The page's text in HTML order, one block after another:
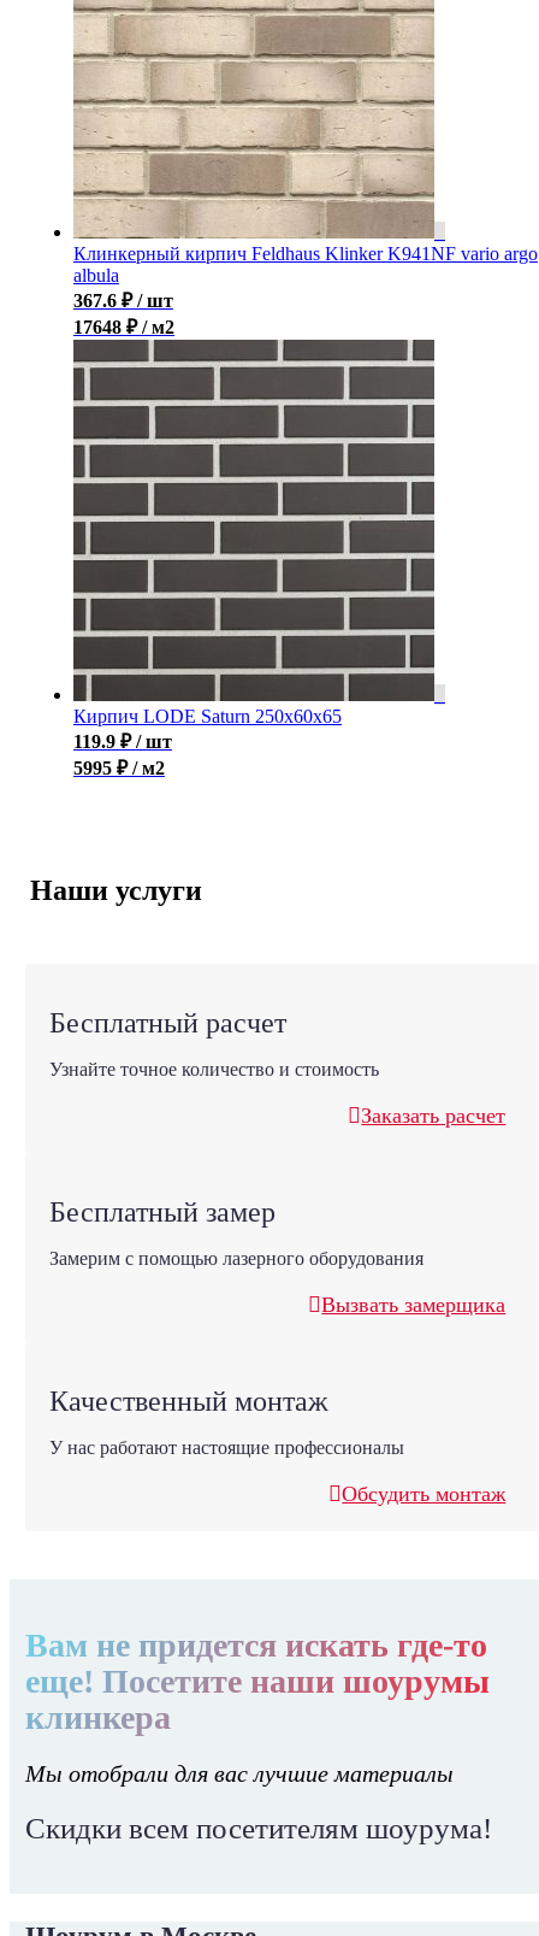
Клинкерный кирпич Feldhaus Klinker K941NF vario argo
albula
367.6 ₽ / шт
17648 ₽ / м2
Кирпич LODE Saturn 250x60x65
119.9 ₽ / шт
5995 ₽ / м2
Наши услуги
Бесплатный расчет
Узнайте точное количество и стоимость
Заказать расчет
Бесплатный замер
Замерим с помощью лазерного оборудования
Вызвать замерщика
Качественный монтаж
У нас работают настоящие профессионалы
Обсудить монтаж
Вам не придется искать где-то
еще! Посетите наши шоурумы
клинкера
Мы отобрали для вас лучшие материалы
Скидки всем посетителям шоурума!